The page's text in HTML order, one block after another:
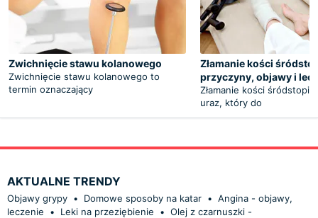
Zwichnięcie stawu kolanowego
Zwichnięcie stawu kolanowego to
termin oznaczający
Złamanie kości
przyczyny, objawy i
Złamanie kości
uraz, który do
AKTUALNE TRENDY
Objawy grypy • Domowe sposoby na katar • Angina - objawy,
leczenie
• Leki na przeziębienie • Olej z czarnuszki -